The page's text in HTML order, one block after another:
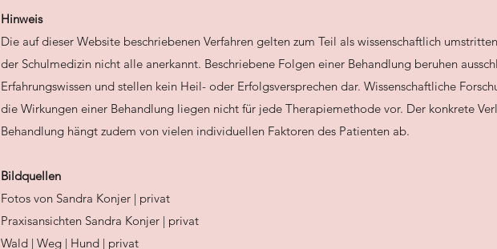
Hinweis
Die auf dieser Website beschriebenen Verfahren gelten zum Teil als wissenschaftlich
der Schulmedizin nicht alle anerkannt. Beschriebene Folgen einer Behandlung beruhen
Erfahrungswissen und stellen kein Heil- oder Erfolgsversprechen dar. Wissenschaftliche
die Wirkungen einer Behandlung liegen nicht für jede Therapiemethode vor. Der konkrete
Behandlung hängt zudem von vielen individuellen Faktoren des Patienten ab.
Bildquellen
Fotos von Sandra Konjer | privat
Praxisansichten Sandra Konjer | privat
Wald | Weg | Hund | privat